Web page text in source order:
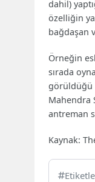
dahil)
özelliğin
bağdaşan
Örneğin
sırada
görüldüğü
Mahendra
antreman
Kaynak: